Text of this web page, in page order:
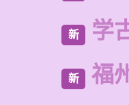
新 学
新 福